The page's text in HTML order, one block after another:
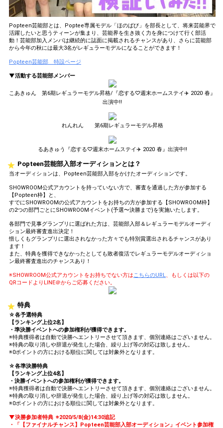
Popteen芸能部とは、Poptee専属モデル「ほのばび」を部長として、将来芸能界で
活躍したいと思うティーンが集まり、芸能界を生き抜く力を身につけて行く部活
動！芸能部加入メンバは継続的に誌面に掲載されるチャンスがあり、さらに芸能部
から今年の秋には最大3名がレギュラーモデルになることができます！
Popteen芸能部 特設ページ
▼活動する芸能部メンバー
こあきゅん 第6期レギュラーモデル昇格/『恋する♡週末ホームステイ✈️ 2020 春』
出演中!!
れんれん 第6期レギュラーモデル昇格
るあきゅう『恋する♡週末ホームステイ✈️ 2020 春』出演中!!
Popteen芸能部入部オーディションとは？
当オーディションは、Popteen芸能部入部をかけたオーディションです。
SHOWROOM公式アカウントを持っていない方で、審査を通過した方が参加する
【Popteen枠】と、
すでにSHOWROOMの公式アカウントをお持ちの方が参加する【SHOWROOM枠】
の2つの部門ごとにSHOWROOMイベント(予選〜決勝まで)を実施いたします。
各部門で見事グランプリに選ばれた方は、芸能部入部＆レギュラーモデルオーディ
ション最終審査進出決定！
惜しくもグランプリに選出されなかった方々でも特別賞選出されるチャンスがあり
ます！
また、特典を獲得できなかったとしても敗者復活でレギュラーモデルオーディショ
ン最終審査進出のチャンスあり！
※SHOWROOM公式アカウントをお持ちでない方はこちらのURL、もしくは以下の
QRコードよりLINE＠からご応募ください。
特典
☆各予選特典
【ランキング上位2名】
・準決勝イベントへの参加権利が獲得できます。
※特典獲得者は自動で決勝へエントリーさせて頂きます、個別連絡はございません。
※特典の取り消しや辞退が発生した場合、繰り上げ等の対応は致しません。
※0ポイントの方における順位に関しては対象外となります。
☆各準決勝特典
【ランキング上位4名】
・決勝イベントへの参加権利が獲得できます。
※特典獲得者は自動で決勝へエントリーさせて頂きます、個別連絡はございません。
※特典の取り消しや辞退が発生した場合、繰り上げ等の対応は致しません。
※0ポイントの方における順位に関しては対象外となります。
▼決勝参加者特典 ※2020/5/8(金)14:30追記
・「【ファイナルチャンス】Popteen芸能部入部オーディション」イベント参加権